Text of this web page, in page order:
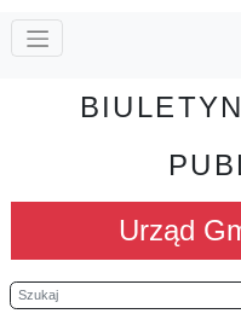
Urząd
Szukaj